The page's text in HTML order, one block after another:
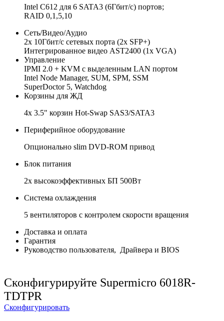
Intel C612 для 6 SATA3 (6Гбит/с) портов;
RAID 0,1,5,10
Сеть/Видео/Аудио
2x 10Гбит/с сетевых порта (2x SFP+)
Интегрированное видео AST2400 (1x VGA)
Управление
IPMI 2.0 + KVM с выделенным LAN портом
Intel Node Manager, SUM, SPM, SSM
SuperDoctor 5, Watchdog
Корзины для ЖД
4x 3.5" корзин Hot-Swap SAS3/SATA3
Периферийное оборудование
Опционально slim DVD-ROM привод
Блок питания
2x высокоэффективных БП 500Вт
Система охлаждения
5 вентиляторов с контролем скорости вращения
Доставка и оплата
Гарантия
Руководство пользователя, Драйвера и BIOS
Сконфигурируйте Supermicro 6018R-
TDTPR
Сконфигурировать